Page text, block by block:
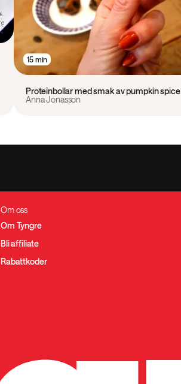
15 min
Proteinbollar med smak av pumpkin spice
Anna Jonasson
Om oss
Om Tyngre
Bli affiliate
Rabattkoder